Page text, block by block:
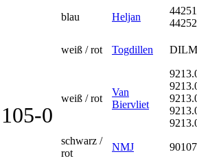
blau Heljan
44251
44252
weiß / rot Togdillen
0
weiß / rot
Van
Biervliet
schwarz /
rot
NMJ 90107